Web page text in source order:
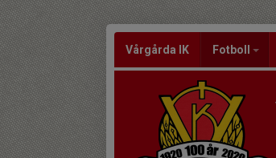
Vårgårda IK Fotboll